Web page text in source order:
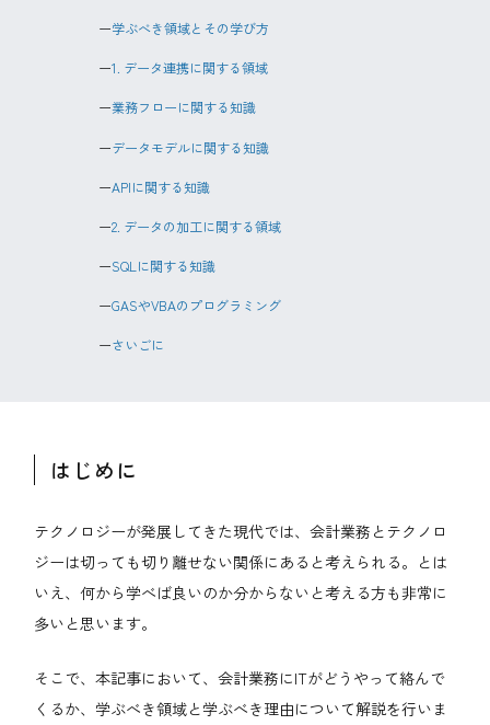
学ぶべき領域とその学び方
1. データ連携に関する領域
業務フローに関する知識
データモデルに関する知識
APIに関する知識
2. データの加工に関する領域
SQLに関する知識
GASやVBAのプログラミング
さいごに
はじめに
テクノロジーが発展してきた現代では、会計業務とテクノロ
ジーは切っても切り離せない関係にあると考えられる。とは
いえ、何から学べば良いのか分からないと考える方も非常に
多いと思います。
そこで、本記事において、会計業務にITがどうやって絡んで
くるか、学ぶべき領域と学ぶべき理由について解説を行いま